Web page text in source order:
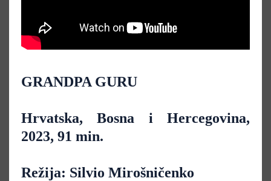
GRANDPA GURU
Hrvatska, Bosna i Hercegovina,
2023, 91 min.
Režija: Silvio Mirošničenko